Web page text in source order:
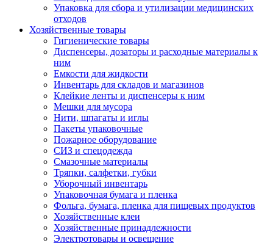
Упаковка для сбора и утилизации медицинских
отходов
Хозяйственные товары
Гигиенические товары
Диспенсеры, дозаторы и расходные материалы к
ним
Емкости для жидкости
Инвентарь для складов и магазинов
Клейкие ленты и диспенсеры к ним
Мешки для мусора
Нити, шпагаты и иглы
Пакеты упаковочные
Пожарное оборудование
СИЗ и спецодежда
Смазочные материалы
Тряпки, салфетки, губки
Уборочный инвентарь
Упаковочная бумага и пленка
Фольга, бумага, пленка для пищевых продуктов
Хозяйственные клеи
Хозяйственные принадлежности
Электротовары и освещение